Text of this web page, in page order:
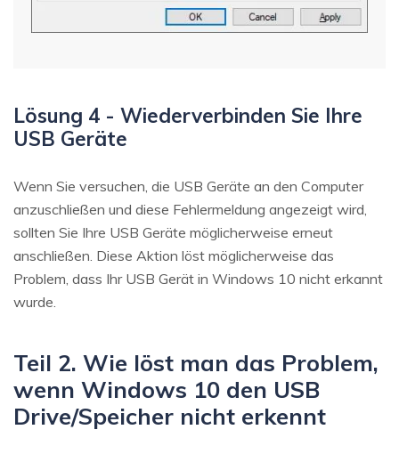
Lösung 4 - Wiederverbinden Sie Ihre
USB Geräte
Wenn Sie versuchen, die USB Geräte an den Computer
anzuschließen und diese Fehlermeldung angezeigt wird,
sollten Sie Ihre USB Geräte möglicherweise erneut
anschließen. Diese Aktion löst möglicherweise das
Problem, dass Ihr USB Gerät in Windows 10 nicht erkannt
wurde.
Teil 2. Wie löst man das Problem,
wenn Windows 10 den USB
Drive/Speicher nicht erkennt